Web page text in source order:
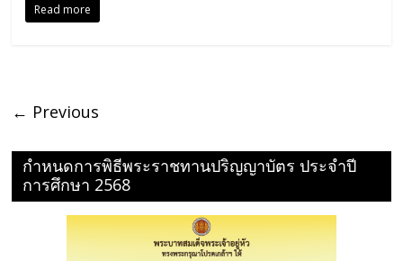
Read more
← Previous
กำหนดการพิธีพระราชทานปริญญาบัตร ประจำปี
การศึกษา 2568